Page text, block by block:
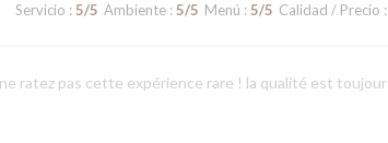
Servicio : 5/5 Ambiente: 5/5 Menú : 5/5 Calidad / Precio :
ratez pas cette expérience rare ! la qualité est